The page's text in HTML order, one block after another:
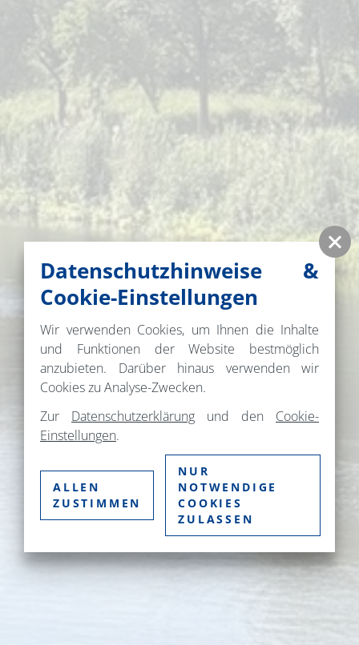
Datenschutzhinweise &
Cookie-Einstellungen
Wir verwenden Cookies, um Ihnen die Inhalte
und Funktionen der Website bestmöglich
anzubieten. Darüber hinaus verwenden wir
Cookies zu Analyse-Zwecken.
Zur Datenschutzerklärung und den Cookie-
Einstellungen.
ALLEN
ZUSTIMMEN
NUR
NOTWENDIGE
COOKIES
ZULASSEN